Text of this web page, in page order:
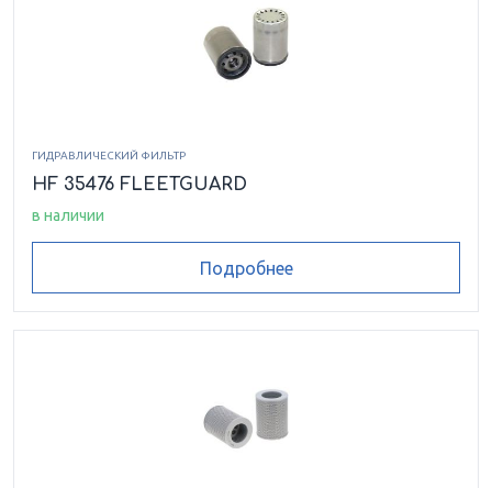
ГИДРАВЛИЧЕСКИЙ ФИЛЬТР
HF 35476 FLEETGUARD
в наличии
Подробнее